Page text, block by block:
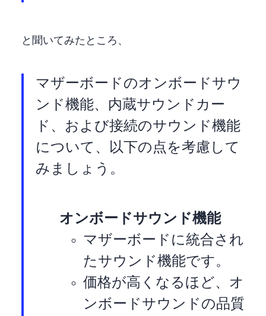
と聞いてみたところ、
マザーボードのオンボードサウ
ンド機能、内蔵サウンドカー
ド、およびUSB接続のサウンド機能
について、以下の点を考慮して
みましょう。
オンボードサウンド機能
マザーボードに統合され
たサウンド機能です。
価格が高くなるほど、オ
ンボードサウンドの品質